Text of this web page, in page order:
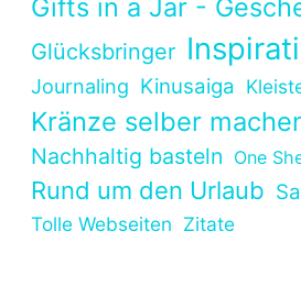
Gifts in a Jar -
Glücksbringer
Journaling Kinusaiga
Kränze selber
Nachhaltig basteln One
Rund um den Urlaub
Tolle Webseiten Zitate